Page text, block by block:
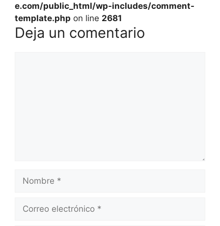
e.com/public_html/wp-includes/comment-
template.php on line 2681
Deja un comentario
electrónico